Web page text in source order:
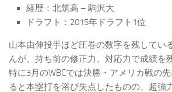
経歴：北筑高 – 駒沢大
ドラフト：2015年ドラフト1位
山本由伸投手ほど圧巻の数字を残してい
んが、持ち前の修正力、対応力で成績を
特に3月のWBCでは決勝・アメリカ戦の
ると本塁打を浴び失点したものの、超強